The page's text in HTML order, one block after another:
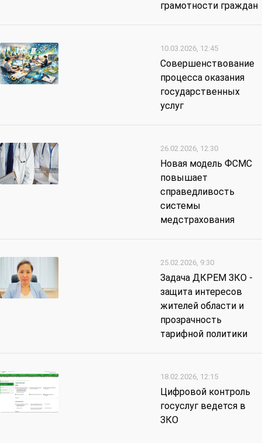
грамотности граждан
10.03.2026, 12:45
Совершенствование
процесса оказания
государственных
услуг
26.02.2026, 12:30
Новая модель ФСМС
повышает
справедливость
системы
медстрахования
25.02.2026, 9:30
Задача ДКРЕМ ЗКО -
защита интересов
жителей области и
прозрачность
тарифной политики
18.02.2026, 12:15
Цифровой контроль
госуслуг ведется в
ЗКО